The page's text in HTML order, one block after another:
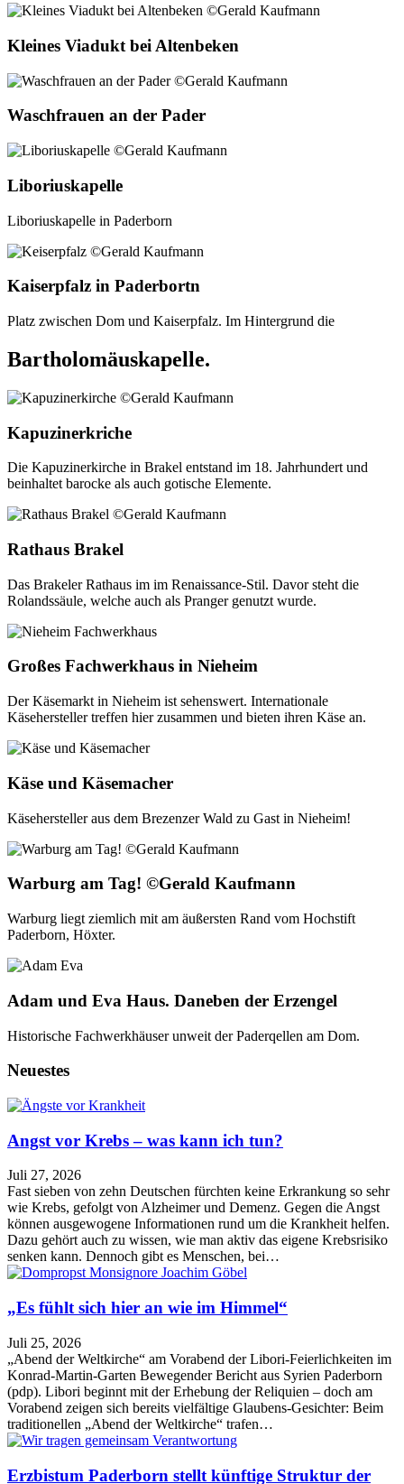
Kleines Viadukt bei Altenbeken
Waschfrauen an der Pader
Liboriuskapelle
Liboriuskapelle in Paderborn
Kaiserpfalz in Paderbortn
Platz zwischen Dom und Kaiserpfalz. Im Hintergrund die
Bartholomäuskapelle.
Kapuzinerkriche
Die Kapuzinerkirche in Brakel entstand im 18. Jahrhundert und
beinhaltet barocke als auch gotische Elemente.
Rathaus Brakel
Das Brakeler Rathaus im im Renaissance-Stil. Davor steht die
Rolandssäule, welche auch als Pranger genutzt wurde.
Großes Fachwerkhaus in Nieheim
Der Käsemarkt in Nieheim ist sehenswert. Internationale
Käsehersteller treffen hier zusammen und bieten ihren Käse an.
Käse und Käsemacher
Käsehersteller aus dem Brezenzer Wald zu Gast in Nieheim!
Warburg am Tag! ©Gerald Kaufmann
Warburg liegt ziemlich mit am äußersten Rand vom Hochstift
Paderborn, Höxter.
Adam und Eva Haus. Daneben der Erzengel
Historische Fachwerkhäuser unweit der Paderqellen am Dom.
Neuestes
Angst vor Krebs – was kann ich tun?
Juli 27, 2026
Fast sieben von zehn Deutschen fürchten keine Erkrankung so sehr
wie Krebs, gefolgt von Alzheimer und Demenz. Gegen die Angst
können ausgewogene Informationen rund um die Krankheit helfen.
Dazu gehört auch zu wissen, wie man aktiv das eigene Krebsrisiko
senken kann. Dennoch gibt es Menschen, bei…
„Es fühlt sich hier an wie im Himmel“
Juli 25, 2026
„Abend der Weltkirche“ am Vorabend der Libori-Feierlichkeiten im
Konrad-Martin-Garten Bewegender Bericht aus Syrien Paderborn
(pdp). Libori beginnt mit der Erhebung der Reliquien – doch am
Vorabend zeigen sich bereits vielfältige Glaubens-Gesichter: Beim
traditionellen „Abend der Weltkirche“ trafen…
Erzbistum Paderborn stellt künftige Struktur der